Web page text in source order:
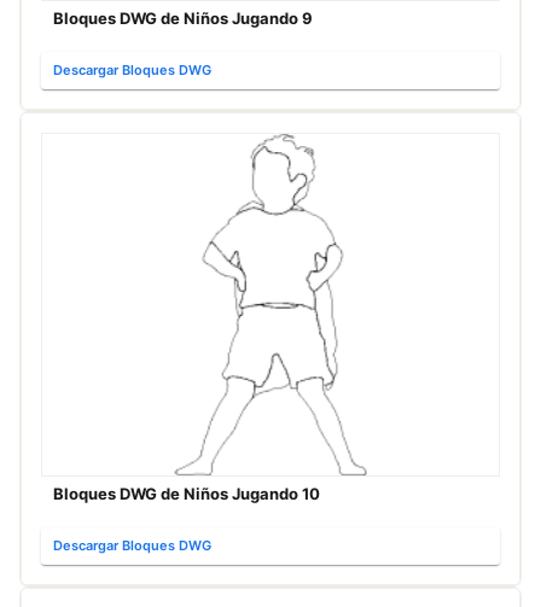
Bloques DWG de Niños Jugando 9
Descargar Bloques DWG
Bloques DWG de Niños Jugando 10
Descargar Bloques DWG